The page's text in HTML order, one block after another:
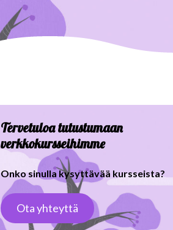
Tervetuloa tutustumaan
verkkokursseihimme
Onko sinulla kysyttävää kursseista?
Ota yhteyttä